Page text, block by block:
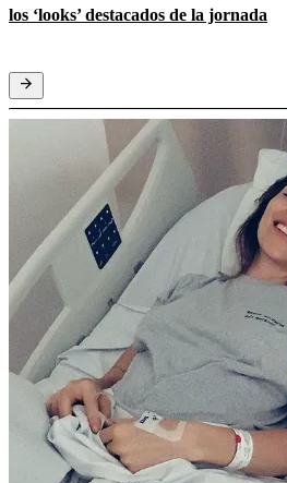
los ‘looks’ destacados de la jornada